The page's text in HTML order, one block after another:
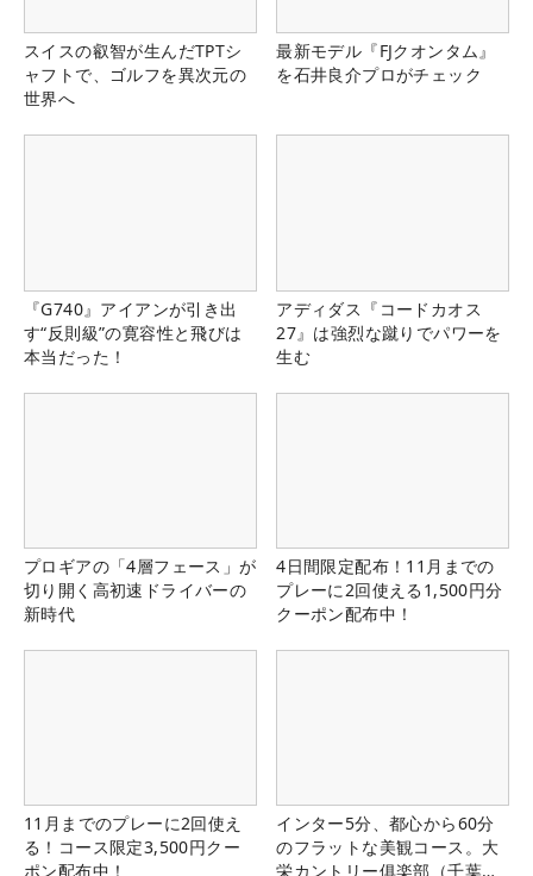
スイスの叡智が生んだTPTシ
ャフトで、ゴルフを異次元の
世界へ
最新モデル『FJクオンタム』
を石井良介プロがチェック
『G740』アイアンが引き出
す“反則級”の寛容性と飛びは
本当だった！
アディダス『コードカオス
27』は強烈な蹴りでパワーを
生む
プロギアの「4層フェース」が
切り開く高初速ドライバーの
新時代
4日間限定配布！11月までの
プレーに2回使える1,500円分
クーポン配布中！
11月までのプレーに2回使え
る！コース限定3,500円クー
ポン配布中！
インター5分、都心から60分
のフラットな美観コース。大
栄カントリー俱楽部（千葉